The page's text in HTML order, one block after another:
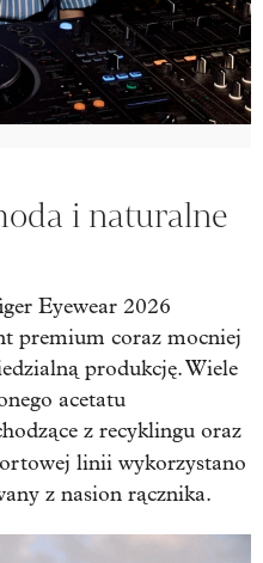
i naturalne
Eyewear 2026
premium coraz mocniej
produkcję. Wiele
acetatu
z recyklingu oraz
linii wykorzystano
z nasion rącznika.